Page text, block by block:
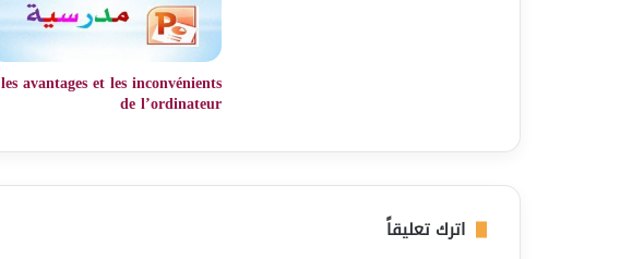
les avantages et les inconvénients
de l’ordinateur
اترك تعليقاً